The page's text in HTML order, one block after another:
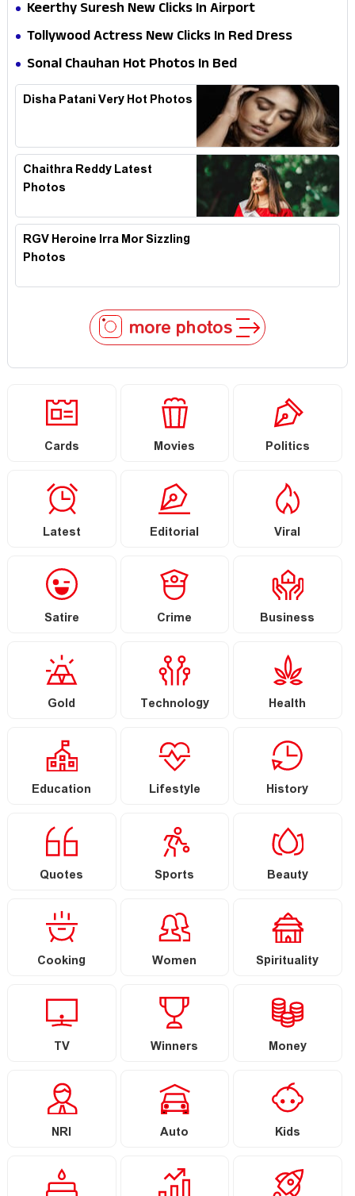
Keerthy Suresh New Clicks In Airport
Tollywood Actress New Clicks In Red Dress
Sonal Chauhan Hot Photos In Bed
Disha Patani Very Hot Photos
Chaithra Reddy Latest
Photos
RGV Heroine Irra Mor Sizzling
Photos
more photos
Cards Movies Politics
Latest Editorial Viral
Satire Crime Business
Gold Technology Health
Education Lifestyle History
Quotes Sports Beauty
Cooking Women Spirituality
TV Winners Money
NRI Auto Kids